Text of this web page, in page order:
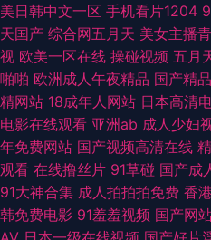
品爱爱 99热22 国产密臀久久 色亭亭
址 欧美老妇性交 五月天性爱网站 99
亚洲欧美日韩色 99热超碰 美女爱爱
AV 欧美日韩影院 在线观看污视频 含
鲁 91视频最新 国产嫩草影院久久 欧美
美日韩中文一区 手机看片1204
天国产 综合网五月天 美女主播
视 欧美一区在线 操碰视频 五月
啪啪 欧洲成人午夜精品 国产精
精网站 18成年人网站 日本高清
电影在线观看 亚洲ab 成人少妇
年免费网站 国产视频高清在线
观看 在线撸丝片 91草碰 国产成
91大神合集 成人拍拍拍免费 香
韩免费电影 91羞羞视频 国产网